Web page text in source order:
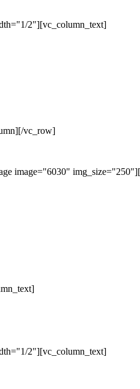
2"][vc_column_text]
vc_row]
image="6030"
2"][vc_column_text]